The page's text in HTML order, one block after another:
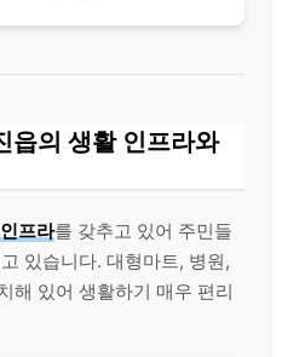
읍의 생활 인프라와
프라를 갖추고 있어 주민들
있습니다. 대형마트, 병원,
해 있어 생활하기 매우 편리